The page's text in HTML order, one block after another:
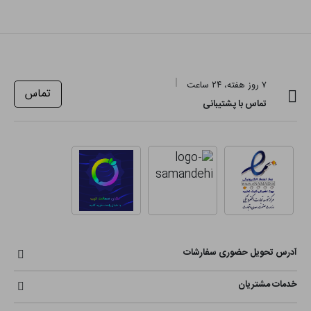
۷ روز هفته، ۲۴ ساعت
تماس با پشتیبانی
تماس
آدرس تحویل حضوری سفارشات
خدمات مشتریان